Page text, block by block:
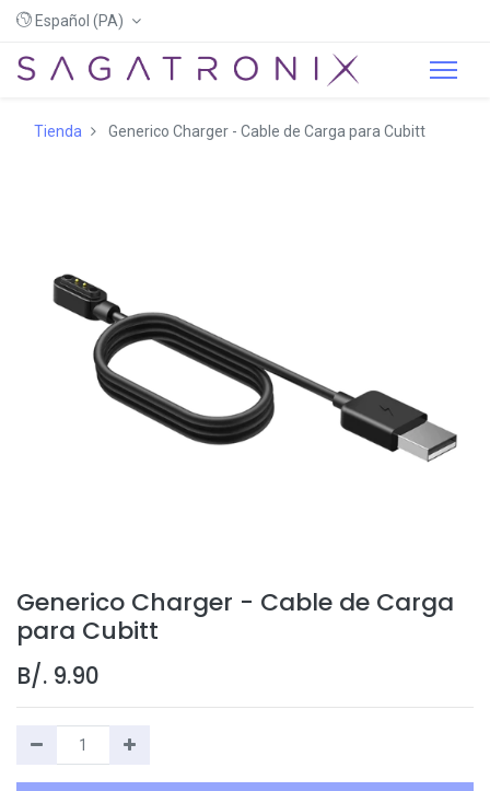
Español (PA)
Tienda Generico Charger - Cable de Carga para Cubitt
Generico Charger - Cable de Carga
para Cubitt
B/. 9.90